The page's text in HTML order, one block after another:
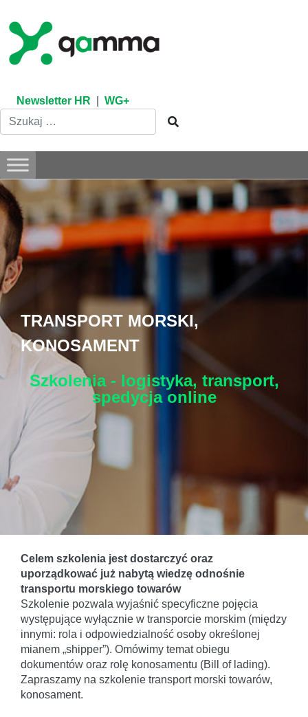
content
Newsletter HR WG+
TRANSPORT MORSKI,
KONOSAMENT
Szkolenia - logistyka, transport,
spedycja online
Celem szkolenia jest dostarczyć oraz
uporządkować już nabytą wiedzę odnośnie
transportu morskiego towarów
Szkolenie pozwala wyjaśnić specyficzne pojęcia
występujące wyłącznie w transporcie morskim (między
innymi: rola i odpowiedzialność osoby określonej
mianem „shipper”). Omówimy temat obiegu
dokumentów oraz rolę konosamentu (Bill of lading).
Zapraszamy na szkolenie transport morski towarów,
konosament.